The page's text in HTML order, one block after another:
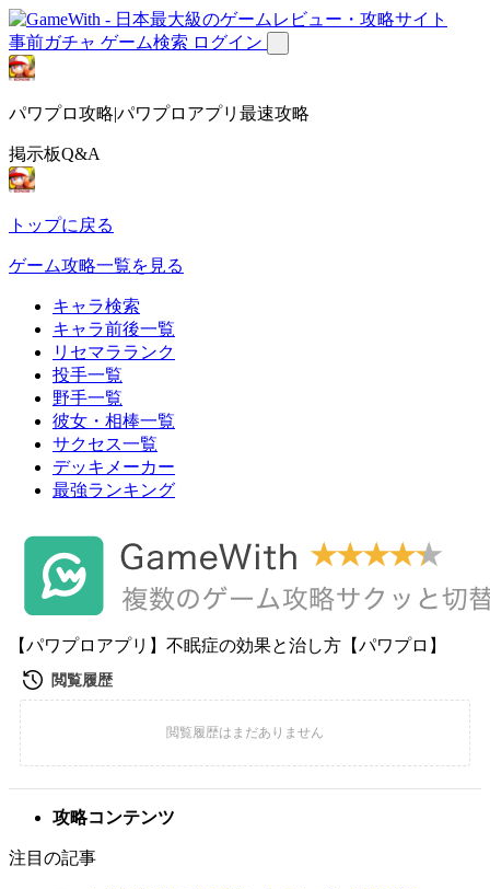
事前ガチャ ゲーム検索 ログイン
パワプロ攻略|パワプロアプリ最速攻略
掲示板Q&A
トップに戻る
ゲーム攻略一覧を見る
キャラ検索
キャラ前後一覧
リセマラランク
投手一覧
野手一覧
彼女・相棒一覧
サクセス一覧
デッキメーカー
最強ランキング
【パワプロアプリ】不眠症の効果と治し方【パワプロ】
攻略コンテンツ
注目の記事